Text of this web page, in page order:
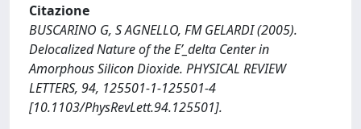
Citazione
BUSCARINO G, S AGNELLO, FM GELARDI (2005).
Delocalized Nature of the E’_delta Center in
Amorphous Silicon Dioxide. PHYSICAL REVIEW
LETTERS, 94, 125501-1-125501-4
[10.1103/PhysRevLett.94.125501].